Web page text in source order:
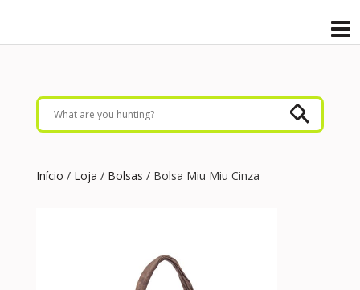
Início / Loja / Bolsas / Bolsa Miu Miu Cinza